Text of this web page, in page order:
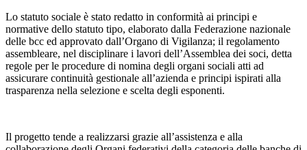
Lo statuto sociale è stato redatto in conformità ai principi e
normative dello statuto tipo, elaborato dalla Federazione nazionale
delle bcc ed approvato dall’Organo di Vigilanza; il regolamento
assembleare, nel disciplinare i lavori dell’Assemblea dei soci, detta
regole per le procedure di nomina degli organi sociali atti ad
assicurare continuità gestionale all’azienda e principi ispirati alla
trasparenza nella selezione e scelta degli esponenti.
Il progetto tende a realizzarsi grazie all’assistenza e alla